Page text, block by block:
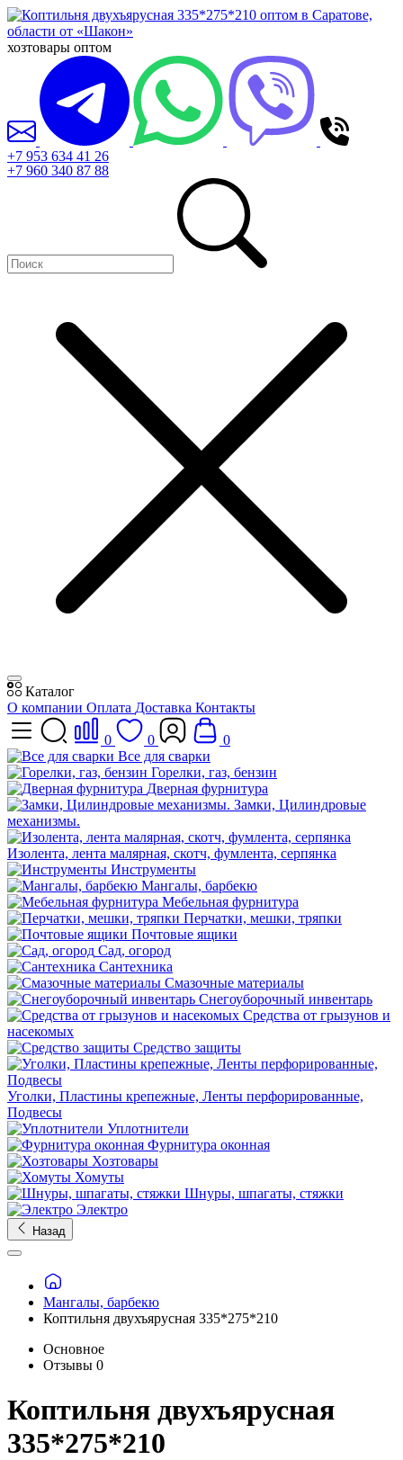
хозтовары оптом
+7 953 634 41 26
+7 960 340 87 88
Каталог
О компании Оплата Доставка Контакты
0 0
0
Все для сварки
Горелки, газ, бензин
Дверная фурнитура
Замки, Цилиндровые
механизмы.
Изолента, лента малярная, скотч, фумлента, серпянка
Инструменты
Мангалы, барбекю
Мебельная фурнитура
Перчатки, мешки, тряпки
Почтовые ящики
Сад, огород
Сантехника
Смазочные материалы
Снегоуборочный инвентарь
Средства от грызунов и
насекомых
Средство защиты
Уголки, Пластины крепежные, Ленты перфорированные,
Подвесы
Уплотнители
Фурнитура оконная
Хозтовары
Хомуты
Шнуры, шпагаты, стяжки
Электро
Назад
Мангалы, барбекю
Коптильня двухъярусная 335*275*210
Основное
Отзывы 0
Коптильня двухъярусная
335*275*210